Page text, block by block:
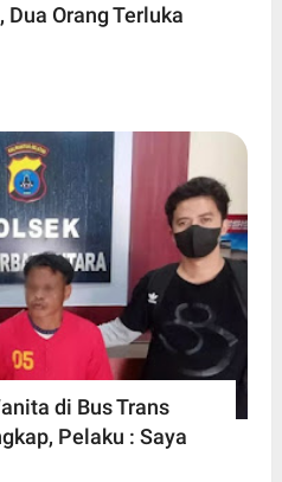
Orang Terluka
di Bus Trans
Pelaku : Saya